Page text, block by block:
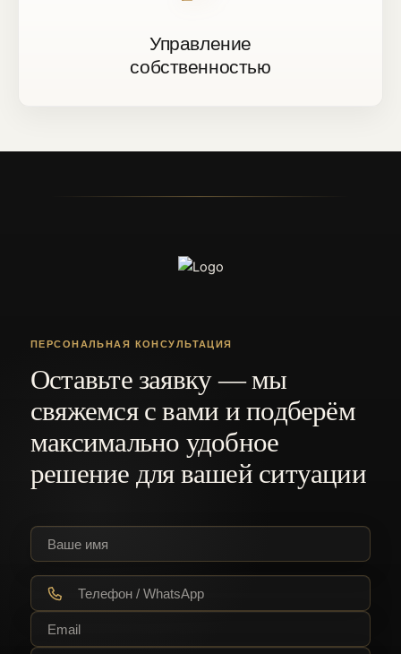
Управление
собственностью
ПЕРСОНАЛЬНАЯ КОНСУЛЬТАЦИЯ
Оставьте заявку — мы
свяжемся с вами и подберём
максимально удобное
решение для вашей ситуации